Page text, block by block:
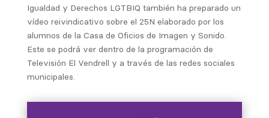
Igualdad y Derechos LGTBIQ también ha preparado un
vídeo reivindicativo sobre el 25N elaborado por los
alumnos de la Casa de Oficios de Imagen y Sonido.
Este se podrá ver dentro de la programación de
Televisión El Vendrell y a través de las redes sociales
municipales.